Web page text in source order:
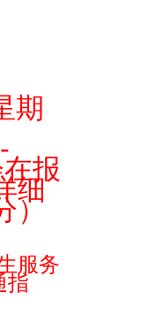
期
报
细
）
服务
指